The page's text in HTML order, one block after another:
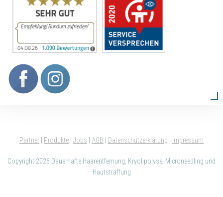
Partner Produkte Jobs AGB Datenschutzerklärung Impressum
Copyright 2026 Dauerhafte Haarentfernung, Kryolipolyse, Microneedling und
Hautstraffung